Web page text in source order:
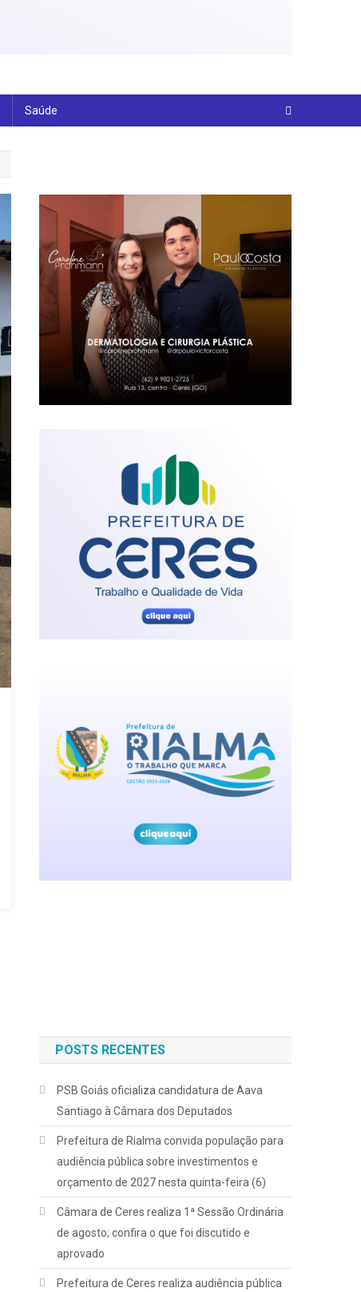
Saúde
POSTS RECENTES
PSB Goiás oficializa candidatura de Aava
Santiago à Câmara dos Deputados
Prefeitura de Rialma convida população para
audiência pública sobre investimentos e
orçamento de 2027 nesta quinta-feira (6)
Câmara de Ceres realiza 1ª Sessão Ordinária
de agosto; confira o que foi discutido e
aprovado
Prefeitura de Ceres realiza audiência pública